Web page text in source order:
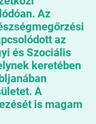
Az
az
és Szociális
keretében
A
is magam